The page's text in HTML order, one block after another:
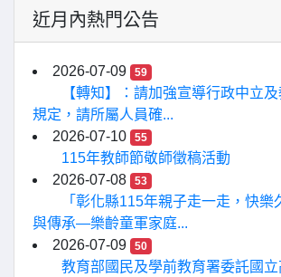
近月內熱門公告
2026-07-09 59
【轉知】：請加強宣導行政中立
規定，請所屬人員確...
2026-07-10
55
115年教師節敬師徵稿活動
2026-07-08
53
「彰化縣115年親子走一走，快樂
與傳承—樂齡童軍家庭...
2026-07-09
50
教育部國民及學前教育署委託國